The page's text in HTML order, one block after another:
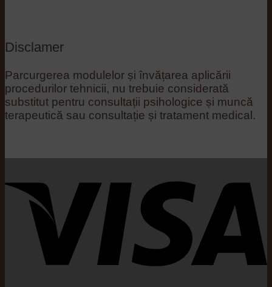
Disclamer
Parcurgerea modulelor și învățarea aplicării
procedurilor tehnicii, nu trebuie considerată
substitut pentru consultații psihologice și muncă
terapeutică sau consultație și tratament medical.